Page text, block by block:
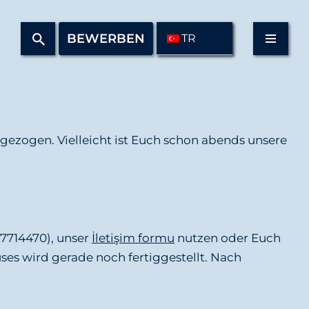
BEWERBEN TR
Vielleicht ist Euch schon abends unsere
unser İletişim formu nutzen oder Euch
wird gerade noch fertiggestellt. Nach